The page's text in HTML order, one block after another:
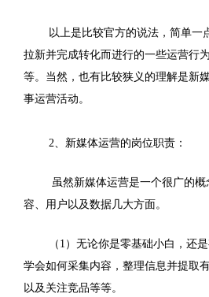
以上是比较官方的说法，简单一
拉新并完成转化而进行的一些运营行
等。当然，也有比较狭义的理解是新
事运营活动。
2、新媒体运营的岗位职责：
虽然新媒体运营是一个很广的
容、用户以及数据几大方面。
（ 1 ）无论你是零基础小白，还
学会如何采集内容，整理信息并提取
以及关注竞品等等。